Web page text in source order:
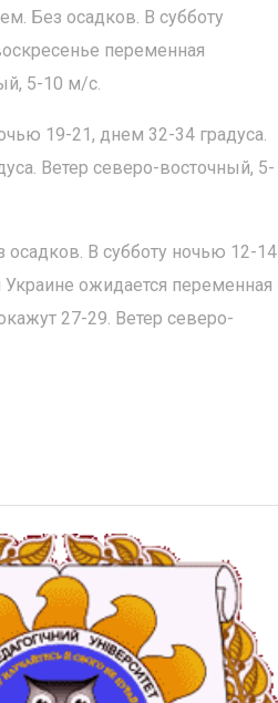
Без осадков. В субботу
переменная
5-10 м/с.
19-21, днем 32-34 градуса.
Ветер северо-восточный, 5-
В субботу ночью 12-14
ожидается переменная
27-29. Ветер северо-